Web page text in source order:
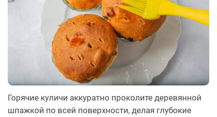
Горячие куличи аккуратно проколите деревянной
шпажкой по всей поверхности, делая глубокие